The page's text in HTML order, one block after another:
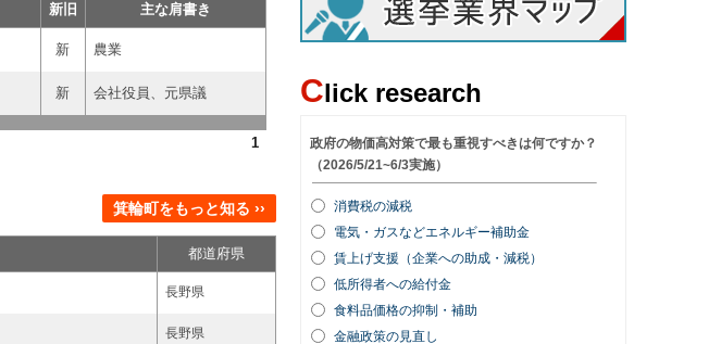
新旧 主な肩書き
新 農業
新 会社役員、元県議
1
箕輪町をもっと知る ››
都道府県
長野県
長野県
Click research